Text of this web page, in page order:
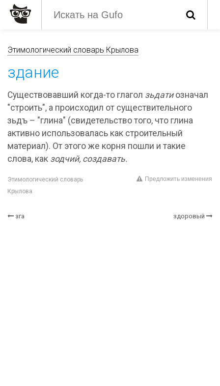
Этимологический словарь Крылова
здание
Существовавший когда-то глагол зьдатиозначал
"строить", а происходил от существительного
зьдъ – "глина" (свидетельство того, что глина
активно использовалась как строительный
материал). От этого же корня пошли и такие
слова, как зодчий, создавать.
Этимологический словарь
Крылова
Предложить изменения
зга здоровый